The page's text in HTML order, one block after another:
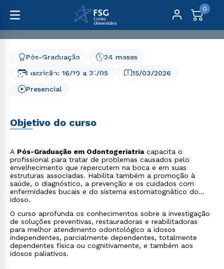
0
Pós-Graduação Odontologia Odontogeriatria
Odontogeriatria15/03/2026
24 meses
Pós-Graduação
Presencial
Inscrição: 16/10 a 31/05
Objetivo do curso
A Pós-Graduação em Odontogeriatriacapacita o
profissional para tratar de problemas causados pelo
envelhecimento que repercutem na boca e em suas
estruturas associadas. Habilita também a promoção à
saúde, o diagnóstico, a prevenção e os cuidados com
enfermidades bucais e do sistema estomatognático do
idoso.
O curso aprofunda os conhecimentos sobre a investigação
de soluções preventivas, restauradoras e reabilitadoras
para melhor atendimento odontológico a idosos
independentes, parcialmente dependentes, totalmente
dependentes física ou cognitivamente, e também aos
idosos paliativos.